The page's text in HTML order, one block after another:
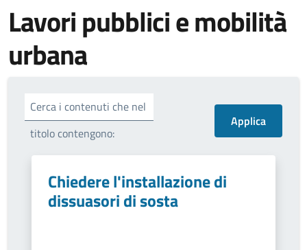
Lavori pubblici e mobilità
urbana
Cerca i contenuti che nel
titolo contengono:
Chiedere l'installazione di
dissuasori di sosta